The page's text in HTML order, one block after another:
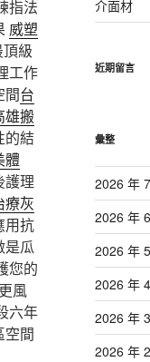
指法
威塑
級
工作
間台
雄搬
的結
體
護理
療灰
用抗
是瓜
您的
風
六年
空間
介面材
近期留言
彙整
2026 年
2026 年
2026 年
2026 年
2026 年
2026 年